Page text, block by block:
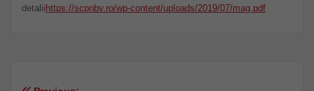
detalii https://scpnbv.ro/wp-content/uploads/2019/07/mag.pdf